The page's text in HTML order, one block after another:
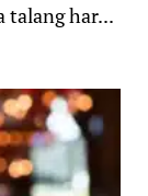
talang har...